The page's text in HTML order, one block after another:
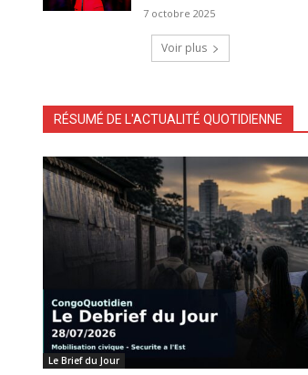
7 octobre 2025
Voir plus
RÉSUMÉ DE L'ACTUALITÉ QUOTIDIENNE
Le Brief du Jour